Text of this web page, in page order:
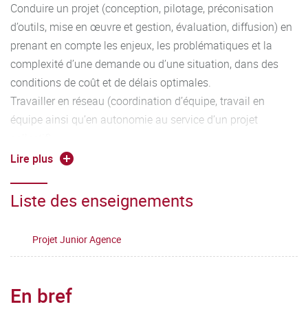
Conduire un projet (conception, pilotage, préconisation
d’outils, mise en œuvre et gestion, évaluation, diffusion) en
prenant en compte les enjeux, les problématiques et la
complexité d’une demande ou d’une situation, dans des
conditions de coût et de délais optimales.
Travailler en réseau (coordination d’équipe, travail en
équipe ainsi qu’en autonomie au service d’un projet
Résoudre des problèmes rencontrés pendant l’élaboration
nouvelles approches et intégrer les savoirs du domaine.
Apporter des contributions pertinentes dans le cadre
recherche ou dans le milieu de
contextes nationaux ou internationaux.
Lire plus
Liste des enseignements
Projet Junior Agence
En bref